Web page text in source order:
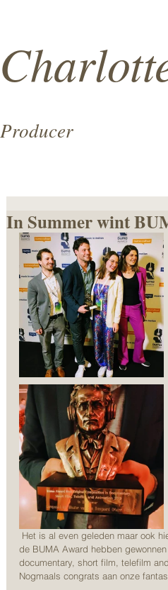
Producer
In Summer wint
de BUMA Award hebben
documentary, short film, telefilm
Nogmaals congrats aan onze